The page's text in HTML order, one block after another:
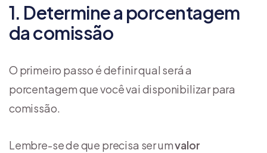
1. Determine a porcentagem
da comissão
O primeiro passo é definir qual será a
porcentagem que você vai disponibilizar para
comissão.
Lembre-se de que precisa ser umvalor